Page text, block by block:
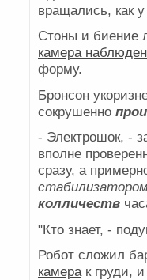
вращались, как
Стоны и биение
камера
форму.
Бронсон
сокрушенно
- Электрошок, -
вполне
сразу, а
колличеств
"Кто знает, -
Робот сложил
камерак груди,